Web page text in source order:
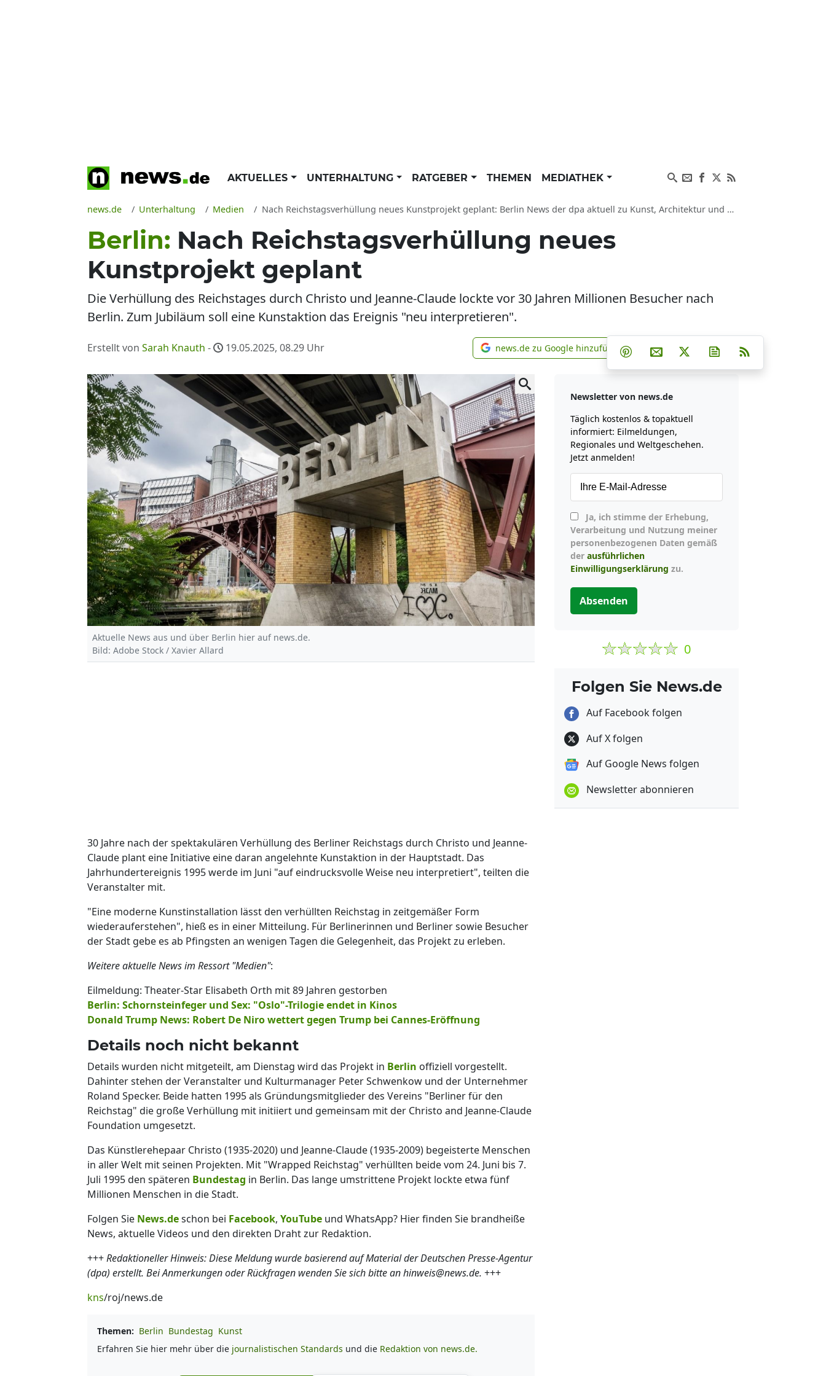
AKTUELLES UNTERHALTUNG RATGEBER THEMEN MEDIATHEK
news.de Unterhaltung Medien Nach Reichstagsverhüllung neues Kunstprojekt geplant: Berlin News der dpa aktuell zu Kunst, Architektur und Bundestag
Berlin: Nach Reichstagsverhüllung neues
Kunstprojekt geplant
Die Verhüllung des Reichstages durch Christo und Jeanne-Claude lockte vor 30 Jahren Millionen Besucher nach
Berlin. Zum Jubiläum soll eine Kunstaktion das Ereignis "neu interpretieren".
Erstellt von Sarah Knauth - 19.05.2025, 08.29 Uhr news.de zu Google hinzufügen
news.de zu Google hinzufügen Teilen auf Facebook
Teilen auf Whatsapp
Teilen auf Telegram
Teilen auf Pinterest
Per E-Mail teilen
Post auf XNewsletter
Aktuelle News aus und über Berlin hier auf news.de.
Bild: Adobe Stock / Xavier Allard
30 Jahre nach der spektakulären Verhüllung des Berliner Reichstags durch Christo und Jeanne-
Claude plant eine Initiative eine daran angelehnte Kunstaktion in der Hauptstadt. Das
Jahrhundertereignis 1995 werde im Juni "auf eindrucksvolle Weise neu interpretiert", teilten die
Veranstalter mit.
"Eine moderne Kunstinstallation lässt den verhüllten Reichstag in zeitgemäßer Form
wiederauferstehen", hieß es in einer Mitteilung. Für Berlinerinnen und Berliner sowie Besucher
der Stadt gebe es ab Pfingsten an wenigen Tagen die Gelegenheit, das Projekt zu erleben.
Weitere aktuelle News im Ressort "Medien":
Eilmeldung: Theater-Star Elisabeth Orth mit 89 Jahren gestorben
Berlin: Schornsteinfeger und Sex: "Oslo"-Trilogie endet in Kinos
Donald Trump News: Robert De Niro wettert gegen Trump bei Cannes-Eröffnung
Details noch nicht bekannt
Details wurden nicht mitgeteilt, am Dienstag wird das Projekt in Berlin offiziell vorgestellt.
Dahinter stehen der Veranstalter und Kulturmanager Peter Schwenkow und der Unternehmer
Roland Specker. Beide hatten 1995 als Gründungsmitglieder des Vereins "Berliner für den
Reichstag" die große Verhüllung mit initiiert und gemeinsam mit der Christo and Jeanne-Claude
Foundation umgesetzt.
Das Künstlerehepaar Christo (1935-2020) und Jeanne-Claude (1935-2009) begeisterte Menschen
in aller Welt mit seinen Projekten. Mit "Wrapped Reichstag" verhüllten beide vom 24. Juni bis 7.
Juli 1995 den späteren Bundestag in Berlin. Das lange umstrittene Projekt lockte etwa fünf
Millionen Menschen in die Stadt.
Folgen Sie News.deschon bei Facebook, YouTube und WhatsApp? Hier finden Sie brandheiße
News, aktuelle Videos und den direkten Draht zur Redaktion.
+++Redaktioneller Hinweis: Diese Meldung wurde basierend auf Material der Deutschen Presse-Agentur
(dpa) erstellt. Bei Anmerkungen oder Rückfragen wenden Sie sich bitte an hinweis@news.de. +++
kns/roj/news.de
Themen: Berlin Bundestag Kunst
Erfahren Sie hier mehr über die journalistischen Standards und die Redaktion von news.de.
Newsletter von news.de
Täglich kostenlos & topaktuell
informiert: Eilmeldungen,
Regionales und Weltgeschehen.
Jetzt anmelden!
Verarbeitung und Nutzung meiner
personenbezogenen Daten gemäß
der ausführlichen
Einwilligungserklärung zu.
Absenden
0
Folgen Sie News.de
Auf Facebook folgen
Auf X folgen
Auf Google News folgen
Newsletter abonnieren